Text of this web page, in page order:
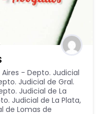
Aires - Depto. Judicial
Judicial de Gral.
Judicial de La
Judicial de La Plata,
de Lomas de